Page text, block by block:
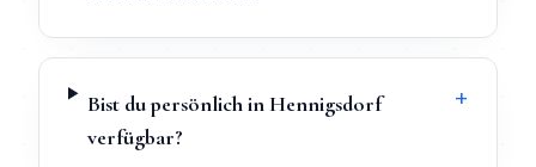
Bist du persönlich in Hennigsdorf
verfügbar?
+